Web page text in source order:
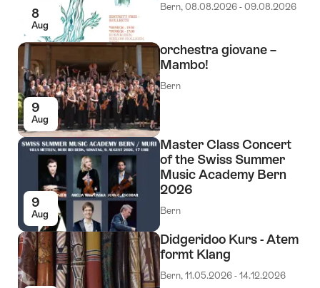
8
Aug
Bern, 08.08.2026 - 09.08.2026
9
Aug
orchestra giovane –
Mambo!
Bern
9
Aug
Master Class Concert
of the Swiss Summer
Music Academy Bern
2026
Bern
Didgeridoo Kurs - Atem
formt Klang
Bern, 11.05.2026 - 14.12.2026